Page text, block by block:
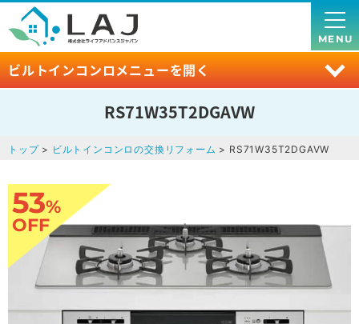
ビルトインコンロメニューを開く
MENU
RS71W35T2DGAVW
トップ> ビルトインコンロの交換リフォーム > RS71W35T2DGAVW
53%
OFF